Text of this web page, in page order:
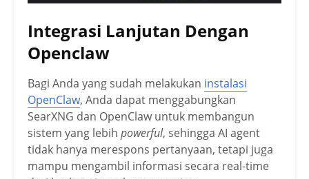
Integrasi Lanjutan Dengan
Openclaw
Bagi Anda yang sudah melakukan instalasi
OpenClaw, Anda dapat menggabungkan
SearXNG dan OpenClaw untuk membangun
sistem yang lebih powerful, sehingga AI agent
tidak hanya merespons pertanyaan, tetapi juga
mampu mengambil informasi secara real-time